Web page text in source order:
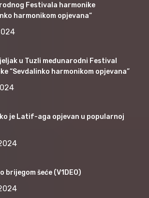
Festivala harmonike
harmonikom opjevana“
u Tuzli međunarodni Festival
“Sevdalinko harmonikom opjevana”
je Latif-aga opjevan u popularnoj
brijegom šeće (V1DEO)